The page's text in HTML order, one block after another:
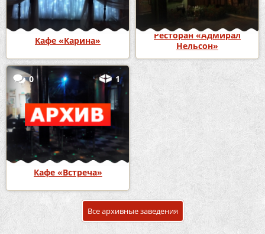
Кафе «Карина»
Ресторан «Адмирал
Нельсон»
0 1
Кафе «Встреча»
Все архивные заведения